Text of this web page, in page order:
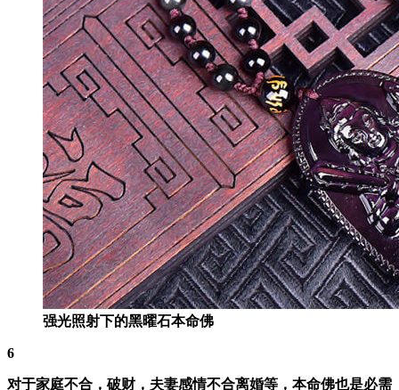
强光照射下的黑曜石本命佛
6
对于家庭不合，破财，夫妻感情不合离婚等，本命佛也是必需